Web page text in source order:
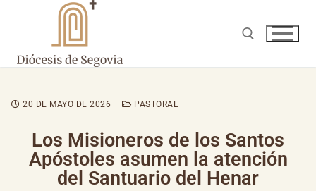
20 DE MAYO DE 2026 PASTORAL
Los Misioneros de ​los Santos
Apóstoles asumen la atención
del Santuario del Henar